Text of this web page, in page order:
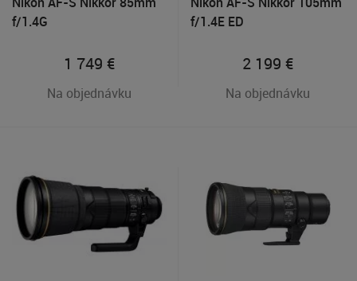
f/1.4G
1 749 €
Na objednávku
f/1.4E ED
2 199 €
Na objednávku